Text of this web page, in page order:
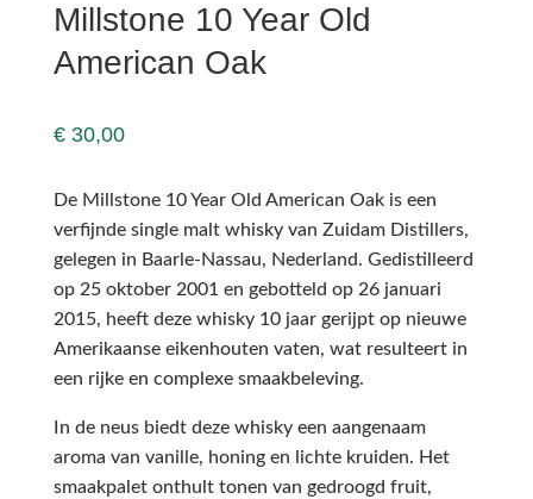
Millstone 10 Year Old
American Oak
€30,00
De Millstone 10 Year Old American Oak is een
verfijnde single malt whisky van Zuidam Distillers,
gelegen in Baarle-Nassau, Nederland. Gedistilleerd
op 25 oktober 2001 en gebotteld op 26 januari
2015, heeft deze whisky 10 jaar gerijpt op nieuwe
Amerikaanse eikenhouten vaten, wat resulteert in
een rijke en complexe smaakbeleving.
In de neus biedt deze whisky een aangenaam
aroma van vanille, honing en lichte kruiden. Het
smaakpalet onthult tonen van gedroogd fruit,